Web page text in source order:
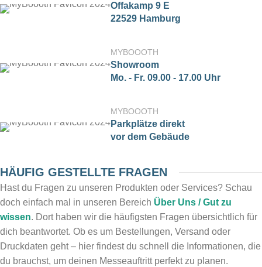
Offakamp 9 E
22529 Hamburg
MYBOOOTH
Showroom
Mo. - Fr. 09.00 - 17.00 Uhr
MYBOOOTH
Parkplätze direkt
vor dem Gebäude
HÄUFIG GESTELLTE FRAGEN
Hast du Fragen zu unseren Produkten oder Services? Schau
doch einfach mal in unseren Bereich Über Uns / Gut zu
wissen. Dort haben wir die häufigsten Fragen übersichtlich für
dich beantwortet. Ob es um Bestellungen, Versand oder
Druckdaten geht – hier findest du schnell die Informationen, die
du brauchst, um deinen Messeauftritt perfekt zu planen.